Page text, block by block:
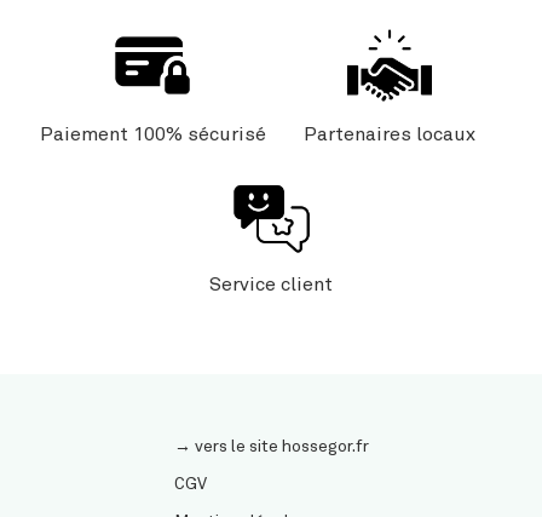
Paiement 100% sécurisé Partenaires locaux
Service client
→ vers le site hossegor.fr
CGV